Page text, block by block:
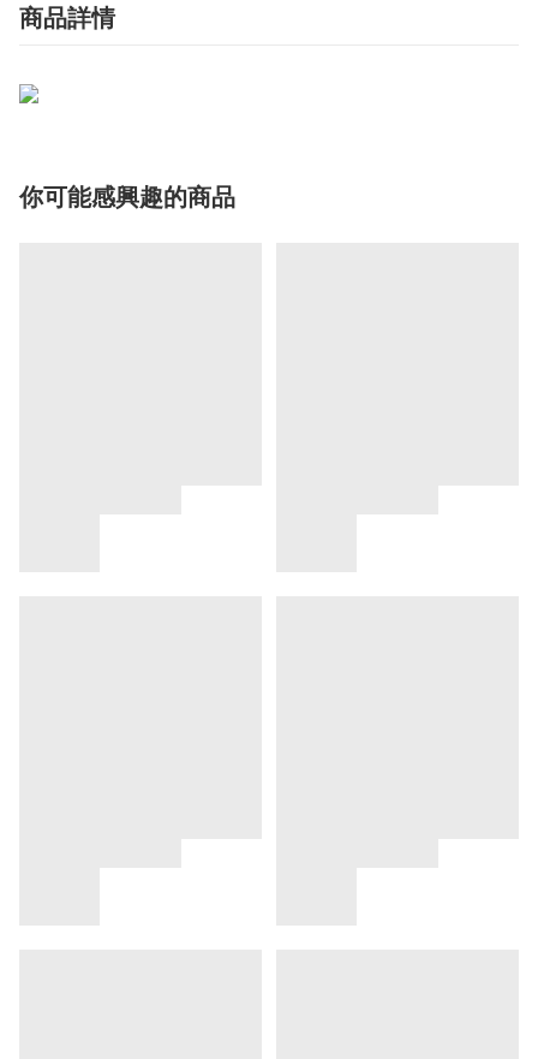
商品詳情
你可能感興趣的商品